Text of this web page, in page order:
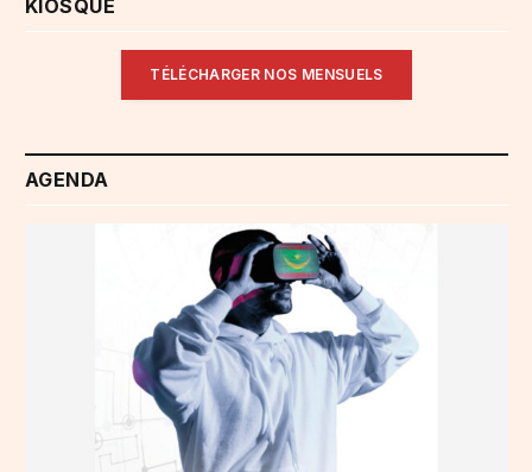
KIOSQUE
TÉLÉCHARGER NOS MENSUELS
AGENDA